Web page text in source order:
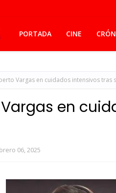
PORTADA CINE
Vargas en cuidados intensivos tras
en
06, 2025